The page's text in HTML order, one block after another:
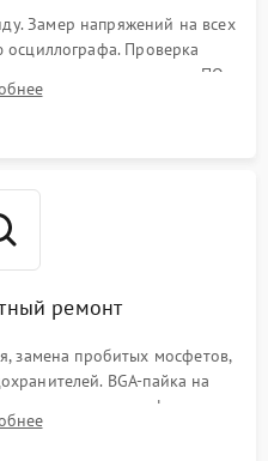
Замер напряжений на всех
Проверка
специализированного ПО
ремонт
замена пробитых мосфетов,
BGA-пайка на
или замена графического
GDDR. Прошивка BIOS